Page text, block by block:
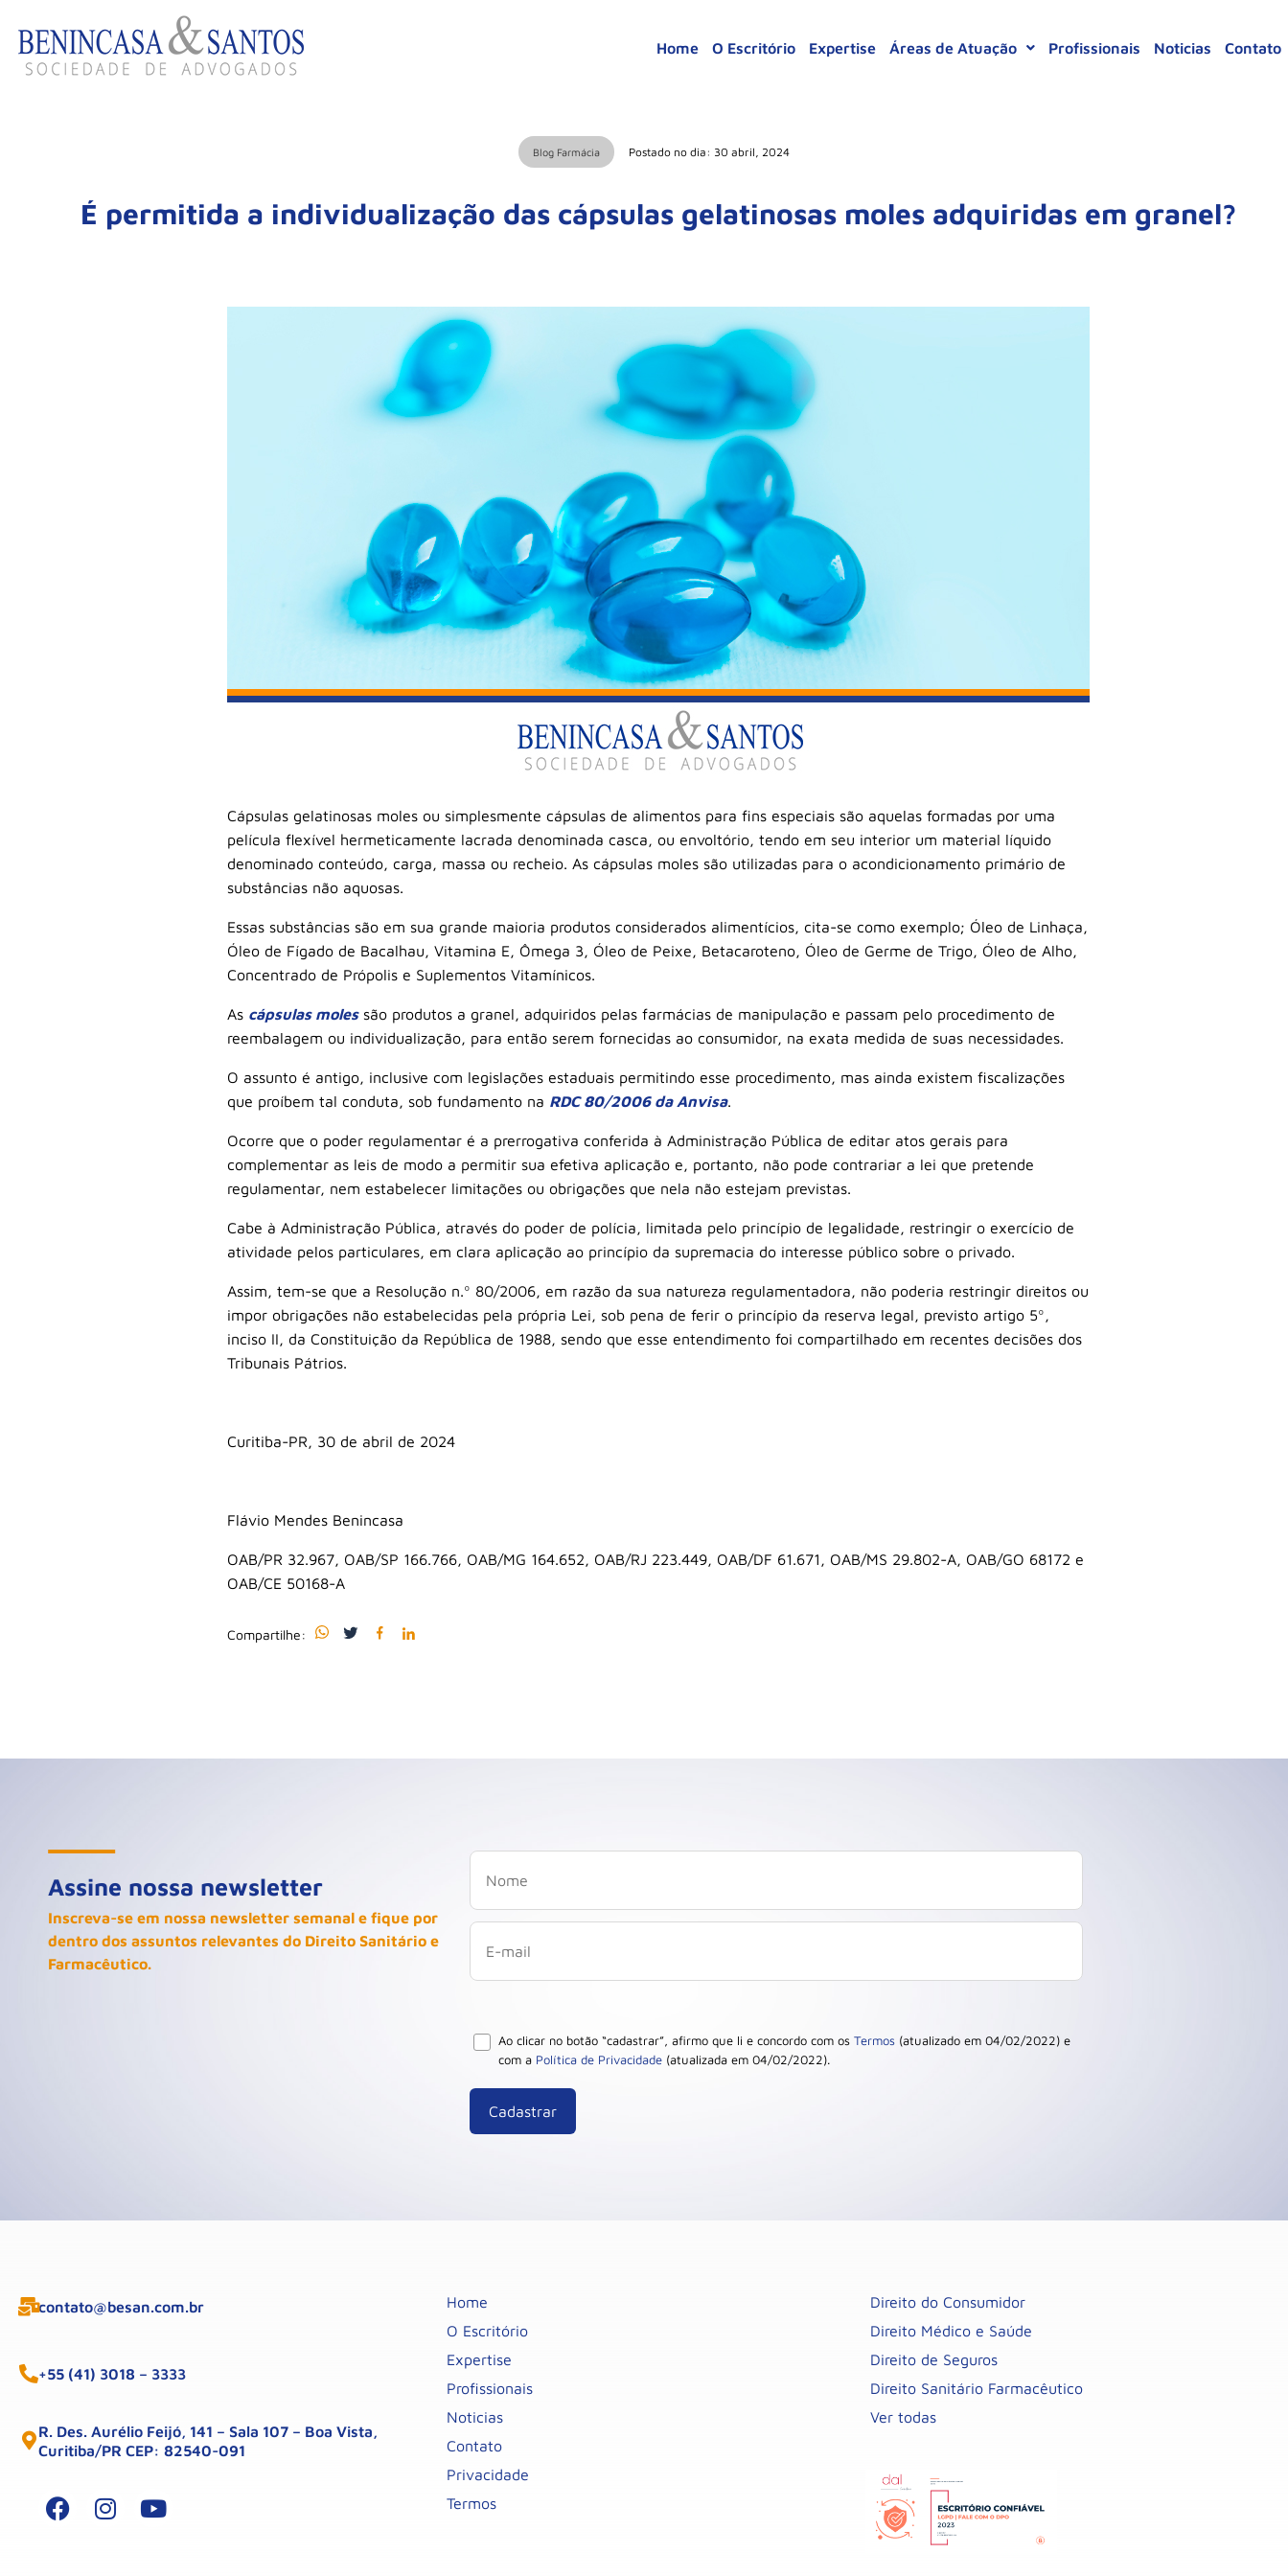
Home O Escritório Expertise Áreas de Atuação Profissionais Noticias Contato
Blog Farmácia Postado no dia: 30 abril, 2024
É permitida a individualização das cápsulas gelatinosas moles adquiridas em granel?
Cápsulas gelatinosas moles ou simplesmente cápsulas de alimentos para fins especiais são aquelas formadas por uma
película flexível hermeticamente lacrada denominada casca, ou envoltório, tendo em seu interior um material líquido
denominado conteúdo, carga, massa ou recheio. As cápsulas moles são utilizadas para o acondicionamento primário de
substâncias não aquosas.
Essas substâncias são em sua grande maioria produtos considerados alimentícios, cita-se como exemplo; Óleo de Linhaça,
Óleo de Fígado de Bacalhau, Vitamina E, Ômega 3, Óleo de Peixe, Betacaroteno, Óleo de Germe de Trigo, Óleo de Alho,
Concentrado de Própolis e Suplementos Vitamínicos.
As cápsulas molessão produtos a granel, adquiridos pelas farmácias de manipulação e passam pelo procedimento de
reembalagem ou individualização, para então serem fornecidas ao consumidor, na exata medida de suas necessidades.
O assunto é antigo, inclusive com legislações estaduais permitindo esse procedimento, mas ainda existem fiscalizações
que proíbem tal conduta, sob fundamento na RDC 80/2006 da Anvisa.
Ocorre que o poder regulamentar é a prerrogativa conferida à Administração Pública de editar atos gerais para
complementar as leis de modo a permitir sua efetiva aplicação e, portanto, não pode contrariar a lei que pretende
regulamentar, nem estabelecer limitações ou obrigações que nela não estejam previstas.
Cabe à Administração Pública, através do poder de polícia, limitada pelo princípio de legalidade, restringir o exercício de
atividade pelos particulares, em clara aplicação ao princípio da supremacia do interesse público sobre o privado.
Assim, tem-se que a Resolução n.º 80/2006, em razão da sua natureza regulamentadora, não poderia restringir direitos ou
impor obrigações não estabelecidas pela própria Lei, sob pena de ferir o princípio da reserva legal, previsto artigo 5º,
inciso II, da Constituição da República de 1988, sendo que esse entendimento foi compartilhado em recentes decisões dos
Tribunais Pátrios.
Curitiba-PR, 30 de abril de 2024
Flávio Mendes Benincasa
OAB/PR 32.967, OAB/SP 166.766, OAB/MG 164.652, OAB/RJ 223.449, OAB/DF 61.671, OAB/MS 29.802-A, OAB/GO 68172 e
OAB/CE 50168-A
Compartilhe:
Assine nossa newsletter
Inscreva-se em nossa newsletter semanal e fique por
dentro dos assuntos relevantes do Direito Sanitário e
Farmacêutico.
Ao clicar no botão “cadastrar”, afirmo que li e concordo com os Termos (atualizado em 04/02/2022) e
com a Política de Privacidade (atualizada em 04/02/2022).
contato@besan.com.br
+55 (41) 3018 – 3333
R. Des. Aurélio Feijó, 141 – Sala 107 – Boa Vista,
Curitiba/PR CEP: 82540-091
Home
O Escritório
Expertise
Profissionais
Noticias
Contato
Privacidade
Termos
Direito do Consumidor
Direito Médico e Saúde
Direito de Seguros
Direito Sanitário Farmacêutico
Ver todas